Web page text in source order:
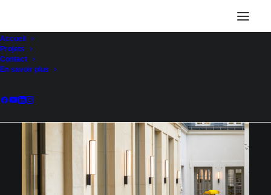
Accueil
Projets
Contact
En savoir plus